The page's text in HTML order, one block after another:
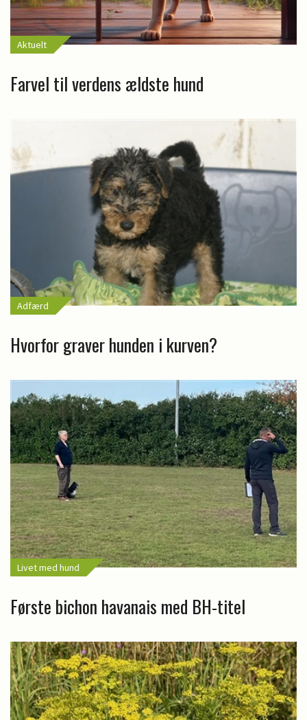
Aktuelt
Farvel til verdens ældste hund
Adfærd
Hvorfor graver hunden i kurven?
Livet med hund
Første bichon havanais med BH-titel